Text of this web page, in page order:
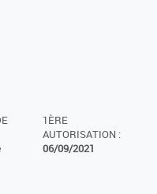
1ÈRE
AUTORISATION :
06/09/2021